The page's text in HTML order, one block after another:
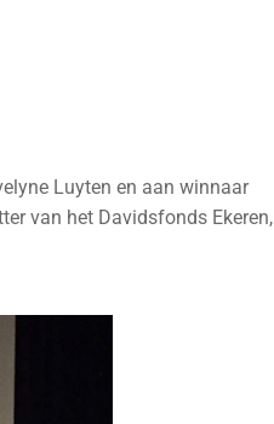
Luyten en aan winnaar
van het Davidsfonds Ekeren,